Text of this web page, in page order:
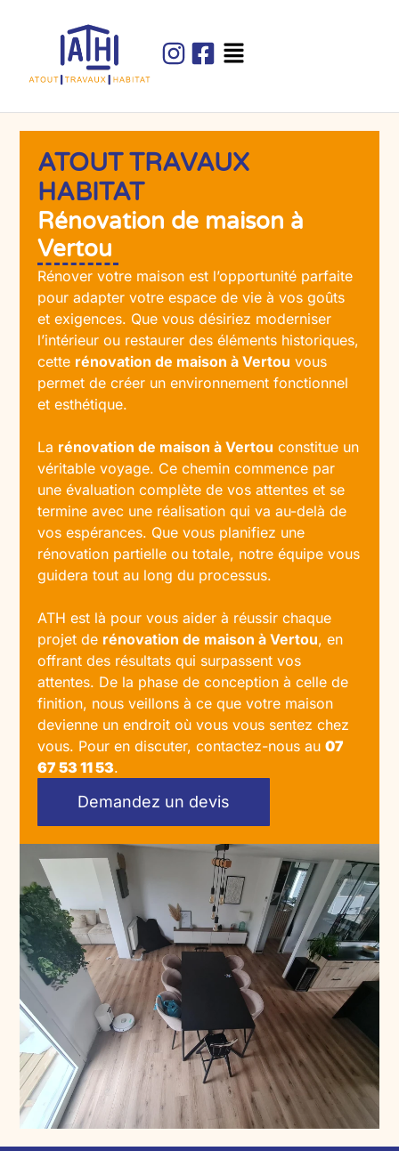
ATOUT TRAVAUX
HABITAT
Rénovation de maison à
Vertou
Rénover votre maison est l’opportunité parfaite
pour adapter votre espace de vie à vos goûts
et exigences. Que vous désiriez moderniser
l’intérieur ou restaurer des éléments historiques,
cette rénovation de maison à Vertou vous
permet de créer un environnement fonctionnel
et esthétique.
La rénovation de maison à Vertou constitue un
véritable voyage. Ce chemin commence par
une évaluation complète de vos attentes et se
termine avec une réalisation qui va au-delà de
vos espérances. Que vous planifiez une
rénovation partielle ou totale, notre équipe vous
guidera tout au long du processus.
ATH est là pour vous aider à réussir chaque
projet de rénovation de maison à Vertou, en
offrant des résultats qui surpassent vos
attentes. De la phase de conception à celle de
finition, nous veillons à ce que votre maison
devienne un endroit où vous vous sentez chez
vous. Pour en discuter, contactez-nous au07
67 53 11 53.
Demandez un devis